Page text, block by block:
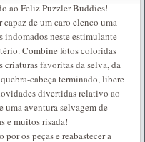
ao Feliz Puzzler Buddies!
capaz de um caro elenco uma
indomados neste estimulante
Combine fotos coloridas
criaturas favoritas da selva, da
cabeça terminado, libere
divertidas relativo ao
uma aventura selvagem de
e muitos risada!
os peças e reabastecer a